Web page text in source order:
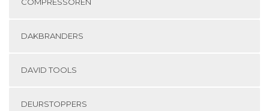
DAKBRANDERS
DAVID TOOLS
DEURSTOPPERS